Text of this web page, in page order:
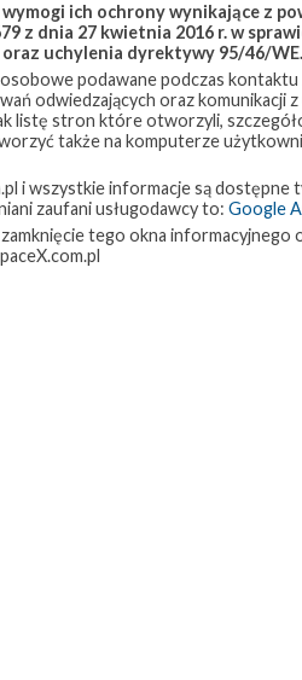
ich ochrony wynikające z
z dnia 27 kwietnia 2016 r. w
uchylenia dyrektywy 95/46/WE.
podawane podczas
odwiedzających oraz
listę stron które otworzyli,
także na komputerze
wszystkie informacje są dostępne
zaufani usługodawcy to: Google
tego okna